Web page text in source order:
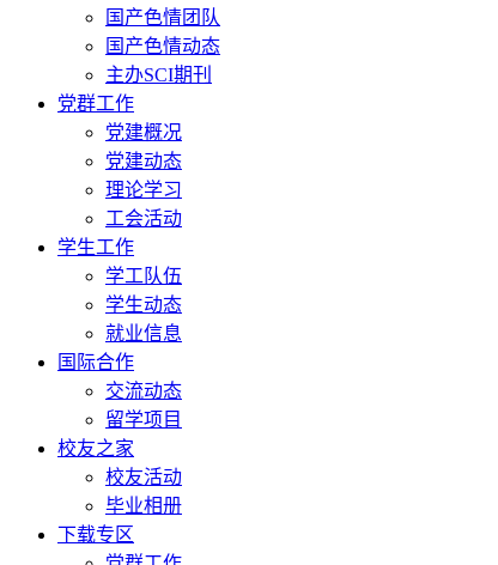
国产色情团队
国产色情动态
主办SCI期刊
党群工作
党建概况
党建动态
理论学习
工会活动
学生工作
学工队伍
学生动态
就业信息
国际合作
交流动态
留学项目
校友之家
校友活动
毕业相册
下载专区